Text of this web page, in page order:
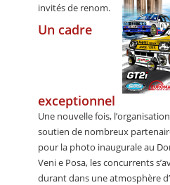
invités de renom.
Un cadre
exceptionnel
Une nouvelle fois,
soutien de nombreux
pour la photo inaugurale au
Veni e Posa, les concurrents
durant dans une atmosphère